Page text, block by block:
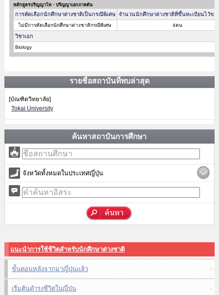
หลักสูตรปริญญาโท・ปริญญาเอกภาคต้น
การคัดเลือกนักศึกษาต่างชาติเป็นกรณีพิเศษ จำนวนนักศึกษาต่างชาติที่ขึ้นทะเบียนไว้ขอ
ไม่มีการคัดเลือกนักศึกษาต่างชาติกรณีพิเศษ 4คน
วิชาเอก
Biology
รายชื่อสถาบันที่พบล่าสุด
[บัณฑิตวิทยาลัย]
Tokai University
ค้นหาสถาบันการศึกษา
จังหวัดทั้งหมดในประเทศญี่ปุ่น
แนะนำการใช้ชีวิตสำหรับนักศึกษาต่างชาติ
ขั้นตอนหลังจากมาญี่ปุ่นแล้ว
เริ่มต้นดำรงชีวิตในญี่ปุ่น